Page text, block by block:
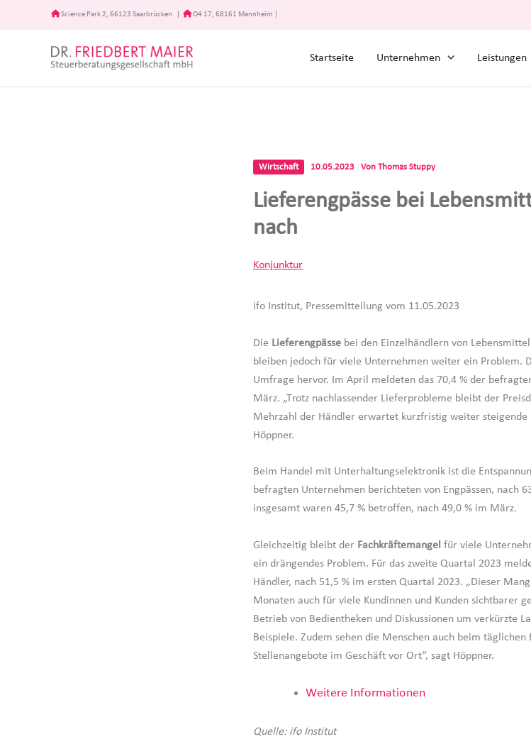
Science Park 2, 66123 Saarbrücken O4 17, 68161 Mannheim
Startseite Unternehmen Leistungen
Wirtschaft 10.05.2023 Von Thomas Stuppy
Lieferengpässe bei
nach
Konjunktur
ifo Institut, Pressemitteilung vom 11.05.2023
Die Lieferengpässe bei den Einzelhändlern von
bleiben jedoch für viele Unternehmen weiter ein Problem.
Umfrage hervor. Im April meldeten das 70,4 % der
März. „Trotz nachlassender Lieferprobleme bleibt der
Mehrzahl der Händler erwartet kurzfristig weiter steigende
Höppner.
Beim Handel mit Unterhaltungselektronik ist die
befragten Unternehmen berichteten von Engpässen, nach
insgesamt waren 45,7 % betroffen, nach 49,0 % im März.
Gleichzeitig bleibt der Fachkräftemangel für viele
ein drängendes Problem. Für das zweite Quartal 2023
Händler, nach 51,5 % im ersten Quartal 2023. „Dieser
Monaten auch für viele Kundinnen und Kunden sichtbarer
Betrieb von Bedientheken und Diskussionen um verkürzte
Beispiele. Zudem sehen die Menschen auch beim
Stellenangebote im Geschäft vor Ort“, sagt Höppner.
Weitere Informationen
Quelle: ifo Institut